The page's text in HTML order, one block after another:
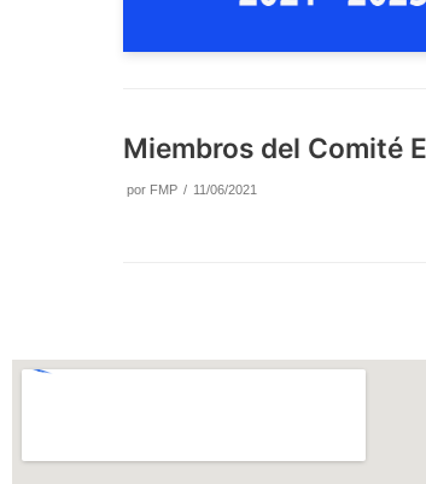
Miembros del Comité
por FMP 11/06/2021